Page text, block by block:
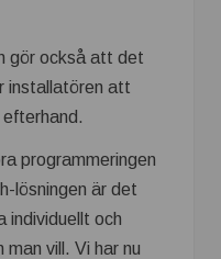
gör också att det
installatören att
efterhand.
programmeringen
lösningen är det
individuellt och
man vill. Vi har nu